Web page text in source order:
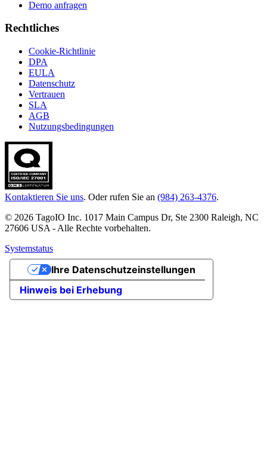
Demo anfragen
Rechtliches
Cookie-Richtlinie
DPA
EULA
Datenschutz
Vertrauen
SLA
AGB
Nutzungsbedingungen
Kontaktieren Sie uns. Oder rufen Sie an (984) 263-4376.
© 2026 TagoIO Inc. 1017 Main Campus Dr, Ste 2300 Raleigh, NC
27606 USA - Alle Rechte vorbehalten.
Systemstatus
Hinweis bei Erhebung
Ihre Datenschutzeinstellungen